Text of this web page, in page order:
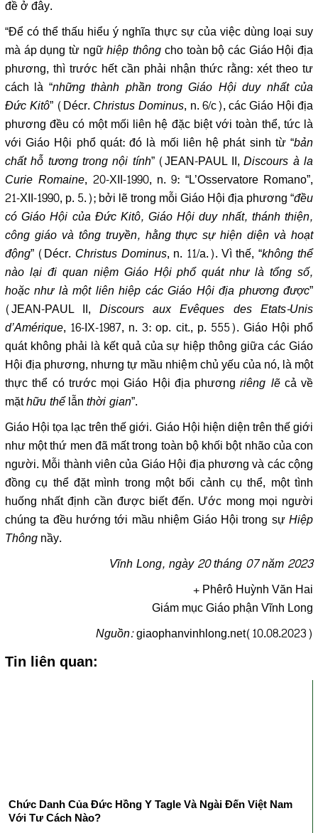
đề ở đây.
“Để có thể thấu hiểu ý nghĩa thực sự của việc dùng loại suy
mà áp dụng từ ngữhiệp thôngcho toàn bộ các Giáo Hội địa
phương, thì trước hết cần phải nhận thức rằng: xét theo tư
cách là “những thành phần trong Giáo Hội duy nhất của
Đức Kitô” (Décr. Christus Dominus, n. 6/c), các Giáo Hội địa
phương đều có một mối liên hệ đặc biệt với toàn thể, tức là
với Giáo Hội phổ quát: đó là mối liên hệ phát sinh từ “bản
chất hỗ tương trong nội tính” (JEAN-PAUL II,Discours à la
Curie Romaine, 20-XII-1990, n. 9: “L’Osservatore Romano”,
21-XII-1990, p. 5.); bởi lẽ trong mỗi Giáo Hội địa phương “đều
có Giáo Hội của Đức Kitô, Giáo Hội duy nhất, thánh thiện,
công giáo và tông truyền, hằng thực sự hiện diện và hoạt
động” (Décr. Christus Dominus, n. 11/a.). Vì thế, “không thể
nào lại đi quan niệm Giáo Hội phổ quát như là tổng số,
hoặc như là một liên hiệp các Giáo Hội địa phương được”
(JEAN-PAUL II, Discours aux Evêques des Etats-Unis
d’Amérique, 16-IX-1987, n. 3: op. cit., p. 555). Giáo Hội phổ
quát không phải là kết quả của sự hiệp thông giữa các Giáo
Hội địa phương, nhưng tự mầu nhiệm chủ yếu của nó, là một
thực thể có trước mọi Giáo Hội địa phươngriêng lẽcả về
mặthữu thểlẫnthời gian”.
Giáo Hội tọa lạc trên thế giới. Giáo Hội hiện diện trên thế giới
như một thứ men đã mất trong toàn bộ khối bột nhão của con
người. Mỗi thành viên của Giáo Hội địa phương và các cộng
đồng cụ thể đặt mình trong một bối cảnh cụ thể, một tình
huống nhất định cần được biết đến. Ước mong mọi người
chúng ta đều hướng tới mầu nhiệm Giáo Hội trong sựHiệp
Thôngnầy.
Vĩnh Long, ngày 20tháng 07năm 2023
+ Phêrô Huỳnh Văn Hai
Giám mục Giáo phận Vĩnh Long
Nguồn:giaophanvinhlong.net(10.08.2023)
Tin liên quan:
Chức Danh Của Đức Hồng Y Tagle Và Ngài Đến Việt Nam
Với Tư Cách Nào?